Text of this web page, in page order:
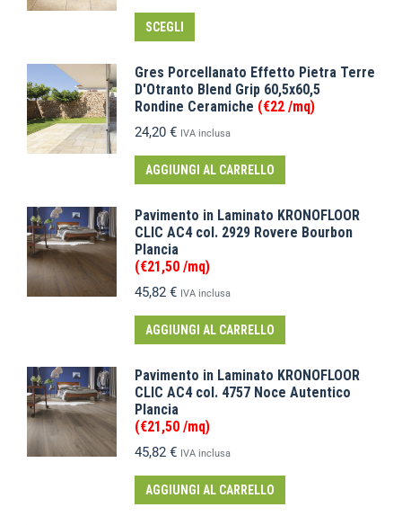
SCEGLI
Gres Porcellanato Effetto Pietra Terre
D'Otranto Blend Grip 60,5x60,5
Rondine Ceramiche (€22 /mq)
24,20 € IVA inclusa
AGGIUNGI AL CARRELLO
Pavimento in Laminato KRONOFLOOR
CLIC AC4 col. 2929 Rovere Bourbon
Plancia
(€21,50 /mq)
45,82 € IVA inclusa
AGGIUNGI AL CARRELLO
Pavimento in Laminato KRONOFLOOR
CLIC AC4 col. 4757 Noce Autentico
Plancia
(€21,50 /mq)
45,82 € IVA inclusa
AGGIUNGI AL CARRELLO